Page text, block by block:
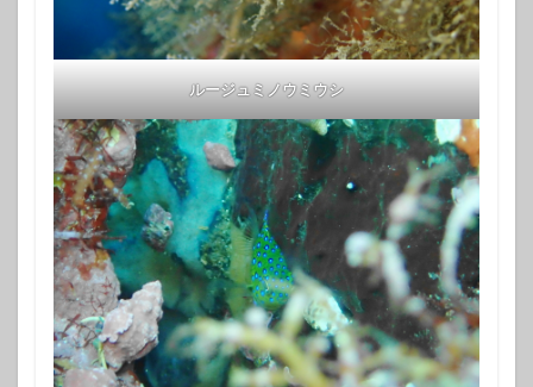
ルージュミノウミウシ